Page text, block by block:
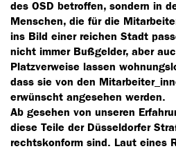
des OSD betroffen, sondern in
Menschen, die für die
ins Bild einer reichen Stadt
nicht immer Bußgelder, aber
Platzverweise lassen
dass sie von den
erwünscht angesehen werden.
Ab gesehen von unseren
diese Teile der Düsseldorfer
rechtskonform sind. Laut eines